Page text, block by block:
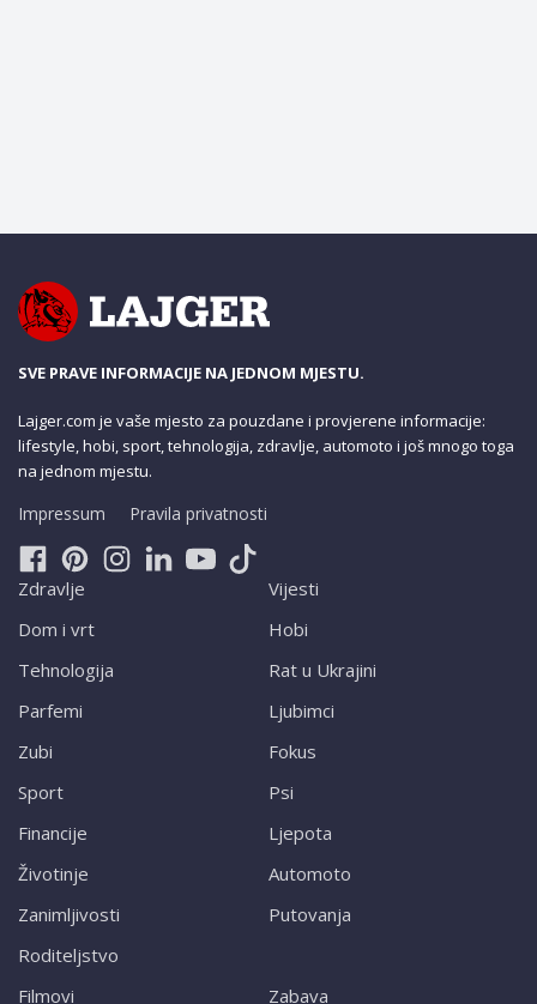
SVE PRAVE INFORMACIJE NA JEDNOM MJESTU.
Lajger.com je vaše mjesto za pouzdane i provjerene informacije:
lifestyle, hobi, sport, tehnologija, zdravlje, automoto i još mnogo toga
na jednom mjestu.
Impressum Pravila privatnosti
Zdravlje
Dom i vrt
Tehnologija
Parfemi
Zubi
Sport
Financije
Životinje
Zanimljivosti
Roditeljstvo
Vijesti
Hobi
Rat u Ukrajini
Ljubimci
Fokus
Psi
Ljepota
Automoto
Putovanja
Filmovi Zabava